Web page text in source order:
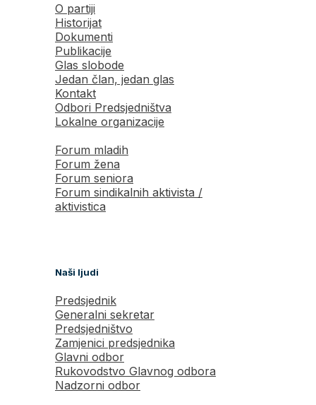
O partiji
Historijat
Dokumenti
Publikacije
Glas slobode
Jedan član, jedan glas
Kontakt
Odbori Predsjedništva
Lokalne organizacije
Forum mladih
Forum žena
Forum seniora
Forum sindikalnih aktivista /
aktivistica
Naši ljudi
Predsjednik
Generalni sekretar
Predsjedništvo
Zamjenici predsjednika
Glavni odbor
Rukovodstvo Glavnog odbora
Nadzorni odbor